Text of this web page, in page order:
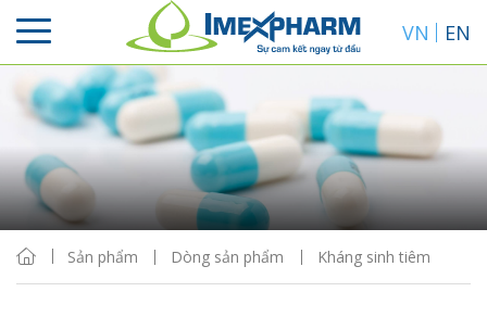
VN EN
Sản phẩm Dòng sản phẩm Kháng sinh tiêm
Sắp xếp
Hiển thị